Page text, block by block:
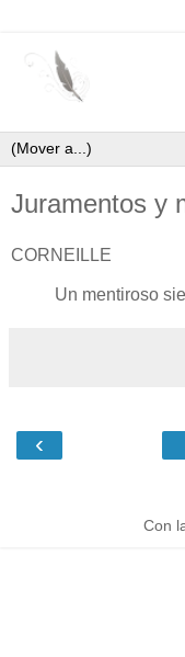
Juramentos y
CORNEILLE
Un mentiroso
‹
Con